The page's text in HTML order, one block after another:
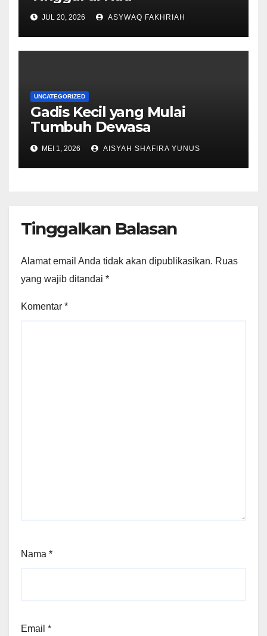
JUL 20, 2026 ASYWAQ FAKHRIAH
UNCATEGORIZED
Gadis Kecil yang Mulai
Tumbuh Dewasa
MEI 1, 2026 AISYAH SHAFIRA YUNUS
Tinggalkan Balasan
Alamat email Anda tidak akan dipublikasikan. Ruas
yang wajib ditandai *
Komentar *
Nama *
Email *